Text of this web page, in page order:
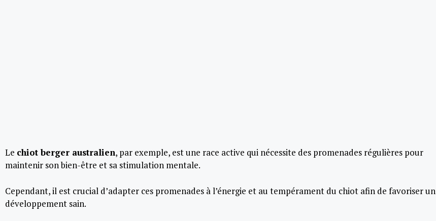
Le chiot berger australien, par exemple, est une race active qui nécessite des promenades régulières pour
maintenir son bien-être et sa stimulation mentale.
Cependant, il est crucial d’adapter ces promenades à l’énergie et au tempérament du chiot afin de favoriser un
développement sain.